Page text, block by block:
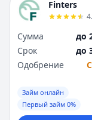
Finters
Сумма
до
Срок
до
Одобрение
Займ онлайн
Первый займ 0%